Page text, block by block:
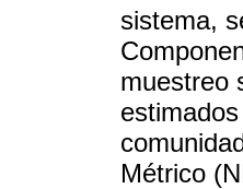
sistema,
muestreo
Métrico